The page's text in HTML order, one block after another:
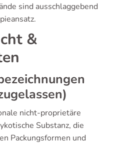
sind ausschlaggebend
&
nicht-proprietäre
Substanz, die
Packungsformen und